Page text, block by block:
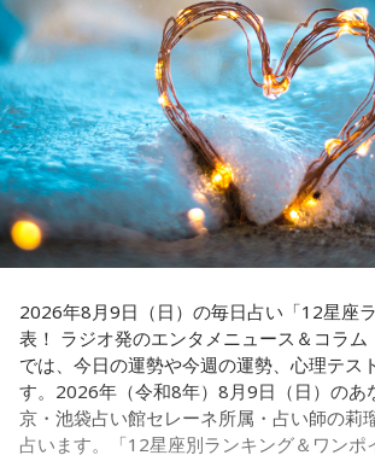
ペナントレースも終盤に差し掛かり、古巣
て勝負の夏となる神宮球場の一戦での髙津
に注目が集まる。
『ニッポン放送ショウアップナイター』で
のアニバーサリーイヤーにふさわしい球界
がスペシャルゲスト解説者として登場する
ーにとって嬉しい夏の味覚や現金が当たる
実施する。
■髙津臣吾 コメント
2026年8月9日（日）の毎日占い「12星座
表！ ラジオ発のエンタメニュース＆コラム
では、今日の運勢や今週の運勢、心理テス
す。2026年（令和8年）8月9日（日）のあ
京・池袋占い館セレーネ所属・占い師の莉
占います。「12星座別ランキング＆ワンポ